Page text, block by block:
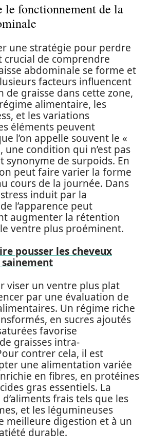
le fonctionnement de la
une stratégie pour perdre
crucial de comprendre
abdominale se forme et
facteurs influencent
de graisse dans cette zone,
alimentaire, les
et les variations
éléments peuvent
l’on appelle souvent le «
une condition qui n’est pas
synonyme de surpoids. En
peut faire varier la forme
cours de la journée. Dans
induit par la
l’apparence peut
augmenter la rétention
ventre plus proéminent.
pousser les cheveux
viser un ventre plus plat
par une évaluation de
Un régime riche
en sucres ajoutés
favorise
graisses intra-
contrer cela, il est
une alimentation variée
en fibres, en protéines
gras essentiels. La
frais tels que les
et les légumineuses
meilleure digestion et à un
durable.